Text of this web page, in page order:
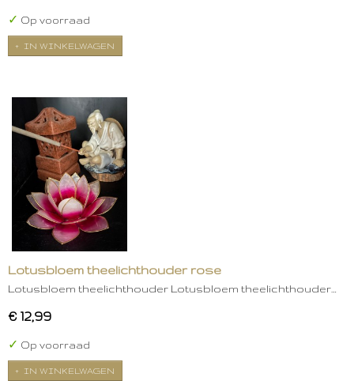
✓ Op voorraad
IN WINKELWAGEN
Lotusbloem theelichthouder rose
Lotusbloem theelichthouder Lotusbloem theelichthouder…
€ 12,99
✓ Op voorraad
IN WINKELWAGEN